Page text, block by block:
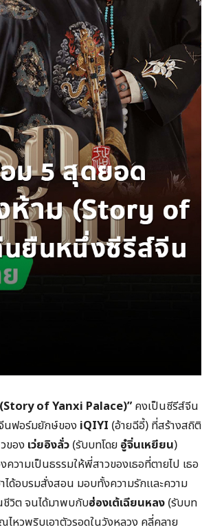
of Yanxi Palace)”คงเป็นซีรีส์จีน
นฟอร์มยักษ์ของ iQIYI (อ้ายฉีอี้) ที่สร้างสถิติ
ของ เว่ยอิงลั่ว (รับบทโดย อู๋จิ่นเหยียน)
วามเป็นธรรมให้พี่สาวของเธอที่ตายไป เธอ
ได้อบรมสั่งสอน มอบทั้งความรักและความ
ชีวิต จนได้มาพบกับฮ่องเต้เฉียนหลง (รับบท
หวพริบเอาตัวรอดในวังหลวง คลี่คลาย